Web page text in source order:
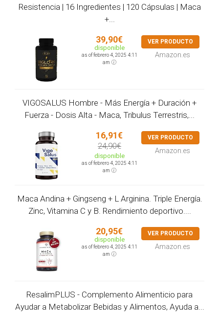
Resistencia | 16 Ingredientes | 120 Cápsulas | Maca
+...
39,90€
disponible
as of febrero 4, 2025 4:11
am
VER PRODUCTO
Amazon.es
VIGOSALUS Hombre - Más Energía + Duración +
Fuerza - Dosis Alta - Maca, Tribulus Terrestris,...
16,91€
24,90€
disponible
as of febrero 4, 2025 4:11
am
VER PRODUCTO
Amazon.es
Maca Andina + Gingseng + L Arginina. Triple Energía.
Zinc, Vitamina C y B. Rendimiento deportivo....
20,95€
disponible
as of febrero 4, 2025 4:11
am
VER PRODUCTO
Amazon.es
ResalimPLUS - Complemento Alimenticio para
Ayudar a Metabolizar Bebidas y Alimentos, Ayuda a...